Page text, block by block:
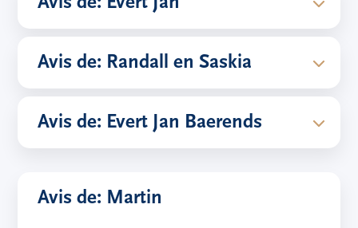
Avis de: Randall en Saskia
Avis de: Evert Jan Baerends
Avis de: Martin